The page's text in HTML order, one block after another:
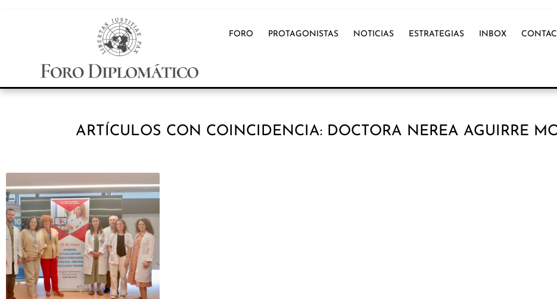
FORO PROTAGONISTAS NOTICIAS ESTRATEGIAS INBOX
ARTÍCULOS CON COINCIDENCIA: DOCTORA NEREA AGUIRRE